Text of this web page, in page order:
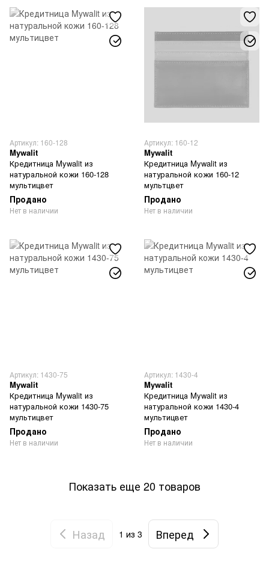
Артикул: 160-128
Mywalit
Кредитница Mywalit из
натуральной кожи 160-128
мультицвет
Продано
Нет в наличии
Артикул: 160-12
Mywalit
Кредитница Mywalit из
натуральной кожи 160-12
мультцвет
Продано
Нет в наличии
Артикул: 1430-75
Mywalit
Кредитница Mywalit из
натуральной кожи 1430-75
мультицвет
Продано
Нет в наличии
Артикул: 1430-4
Mywalit
Кредитница Mywalit из
натуральной кожи 1430-4
мультицвет
Продано
Нет в наличии
Показать еще 20 товаров
Назад 1 из 3 Вперед